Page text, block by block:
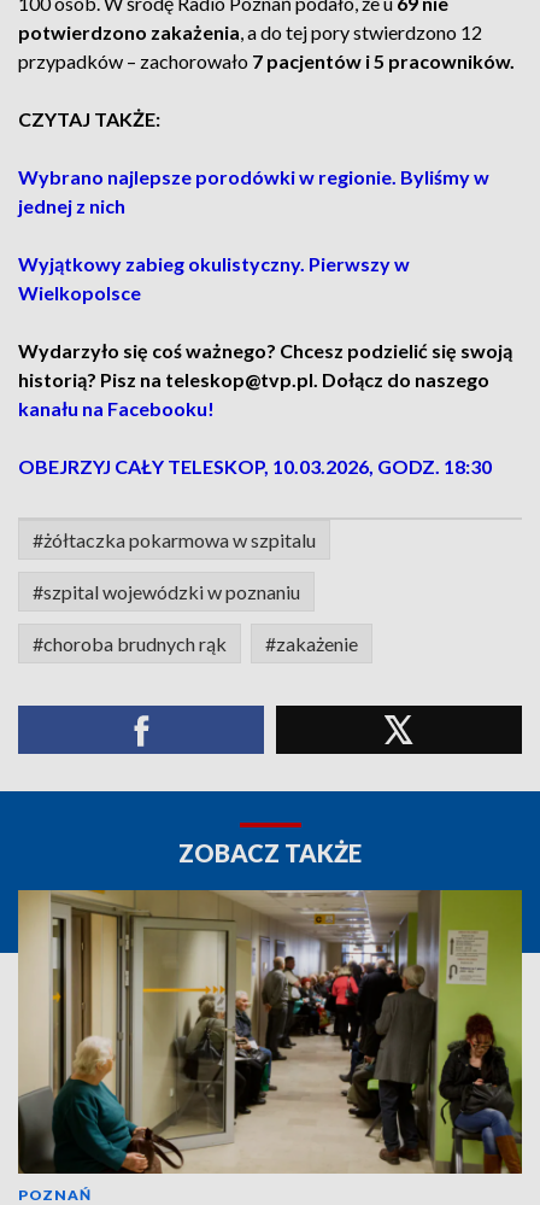
potwierdzono zakażenia, a do tej pory stwierdzono 12
przypadków – zachorowało 7 pacjentów i 5 pracowników.
CZYTAJ TAKŻE:
Wybrano najlepsze porodówki w regionie. Byliśmy w
jednej z nich
Wyjątkowy zabieg okulistyczny. Pierwszy w
Wielkopolsce
Wydarzyło się coś ważnego? Chcesz podzielić się swoją
historią? Pisz na teleskop@tvp.pl. Dołącz do naszego
kanału na Facebooku!
OBEJRZYJ CAŁY TELESKOP, 10.03.2026, GODZ. 18:30
#żółtaczka pokarmowa w szpitalu
#szpital wojewódzki w poznaniu
#choroba brudnych rąk #zakażenie
ZOBACZ TAKŻE
POZNAŃ